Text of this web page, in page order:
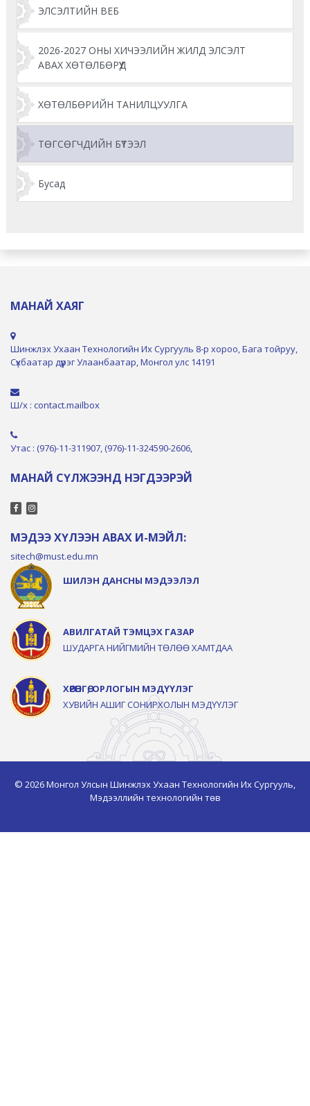
ЭЛСЭЛТИЙН ВЕБ
2026-2027 ОНЫ ХИЧЭЭЛИЙН ЖИЛД ЭЛСЭЛТ
АВАХ ХӨТӨЛБӨРҮҮД
ХӨТӨЛБӨРИЙН ТАНИЛЦУУЛГА
ТӨГСӨГЧДИЙН БҮТЭЭЛ
Бусад
МАНАЙ ХАЯГ
Шинжлэх Ухаан Технологийн Их Сургууль 8-р хороо, Бага тойруу,
Сүхбаатар дүүрэг Улаанбаатар, Монгол улс 14191
Ш/х : contact.mailbox
Утас : (976)-11-311907, (976)-11-324590-2606,
МАНАЙ СҮЛЖЭЭНД НЭГДЭЭРЭЙ
МЭДЭЭ ХҮЛЭЭН АВАХ И-МЭЙЛ:
sitech@must.edu.mn
ШИЛЭН ДАНСНЫ МЭДЭЭЛЭЛ
АВИЛГАТАЙ ТЭМЦЭХ ГАЗАР
ШУДАРГА НИЙГМИЙН ТӨЛӨӨ ХАМТДАА
ХӨРӨНГӨ, ОРЛОГЫН МЭДҮҮЛЭГ
ХУВИЙН АШИГ СОНИРХОЛЫН МЭДҮҮЛЭГ
© 2026 Монгол Улсын Шинжлэх Ухаан Технологийн Их Сургууль,
Мэдээллийн технологийн төв